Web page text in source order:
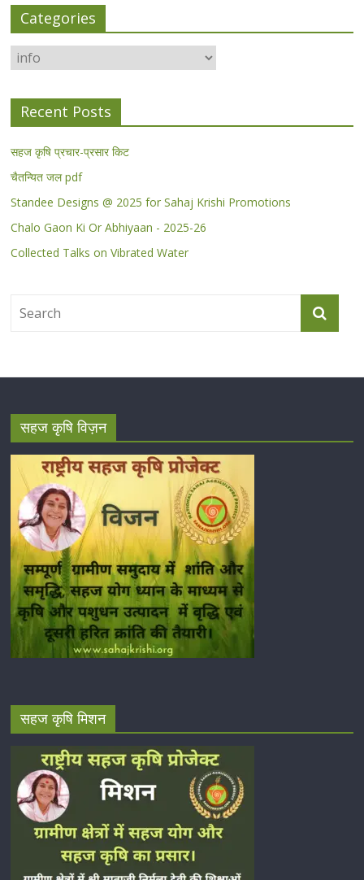
Categories
Categories
Recent Posts
सहज कृषि प्रचार-प्रसार किट
चैतन्यित जल pdf
Standee Designs @ 2025 for Sahaj Krishi Promotions
Chalo Gaon Ki Or Abhiyaan - 2025-26
Collected Talks on Vibrated Water
सहज कृषि विज़न
सहज कृषि मिशन